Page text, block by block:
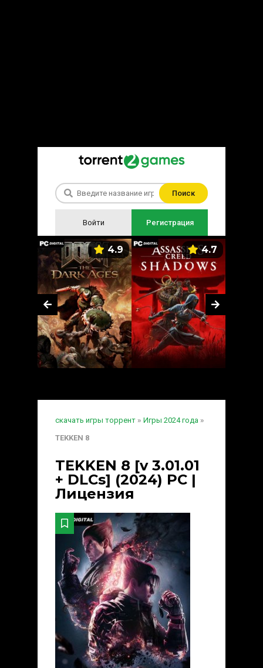
Поиск
Войти Регистрация
4.9 4.7
скачать игры торрент » Игры 2024 года »
TEKKEN 8
TEKKEN 8 [v 3.01.01
+ DLCs] (2024) PC |
Лицензия